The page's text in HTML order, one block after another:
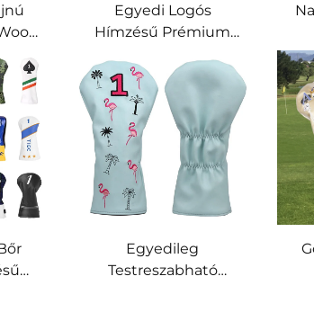
Egyedi Logós
Hímzésű Prémium
Fej Borító, Golf
Fejborítók
Egyedileg
Testreszabható